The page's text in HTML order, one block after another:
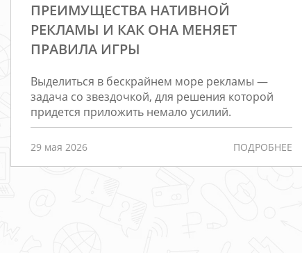
ПРЕИМУЩЕСТВА НАТИВНОЙ
РЕКЛАМЫ И КАК ОНА МЕНЯЕТ
ПРАВИЛА ИГРЫ
Выделиться в бескрайнем море рекламы —
задача со звездочкой, для решения которой
придется приложить немало усилий.
29 мая 2026 ПОДРОБНЕЕ
Редизайн
Порталы
магазины